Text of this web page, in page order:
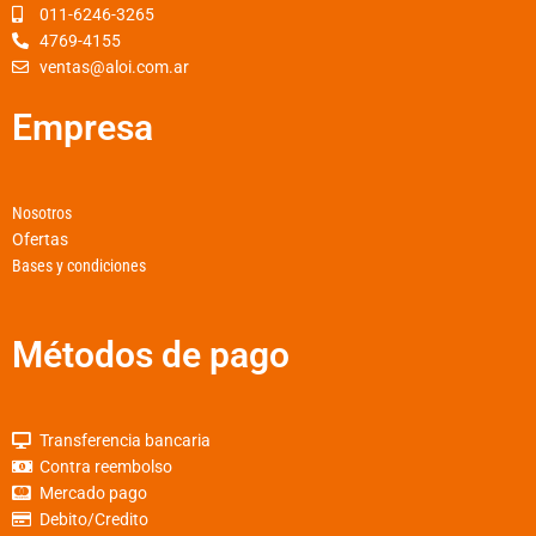
011-6246-3265
4769-4155
ventas@aloi.com.ar
Empresa
Nosotros
Ofertas
Bases y condiciones
Métodos de pago
Transferencia bancaria
Contra reembolso
Mercado pago
Debito/Credito